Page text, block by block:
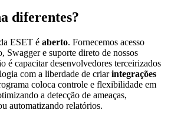
diferentes?
ESET é aberto. Fornecemos acesso
Swagger e suporte direto de nossos
é capacitar desenvolvedores terceirizados
com a liberdade de criarintegrações
coloca controle e flexibilidade em
a detecção de ameaças,
automatizando relatórios.